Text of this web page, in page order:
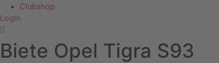
Clubshop
LogIn
Biete Opel Tigra S93